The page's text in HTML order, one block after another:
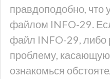
правдоподобно, что
файлом INFO-29.
файл INFO-29, либо
проблему,
ознакомься